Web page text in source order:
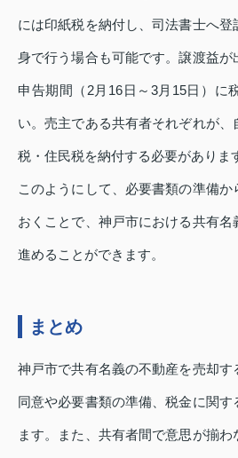
には印紙税を納付し、司法書士へ登
身で行う場合も可能です。譲渡益が
申告期間（2月16日～3月15日）に
い。売主である共有者それぞれが
税・住民税を納付する必要がありま
このようにして、必要書類の準備か
おくことで、神戸市における共有名
進めることができます。
まとめ
神戸市で共有名義の不動産を売却
同意や必要書類の準備、税金に関す
ます。また、共有者間で意思が揃わ